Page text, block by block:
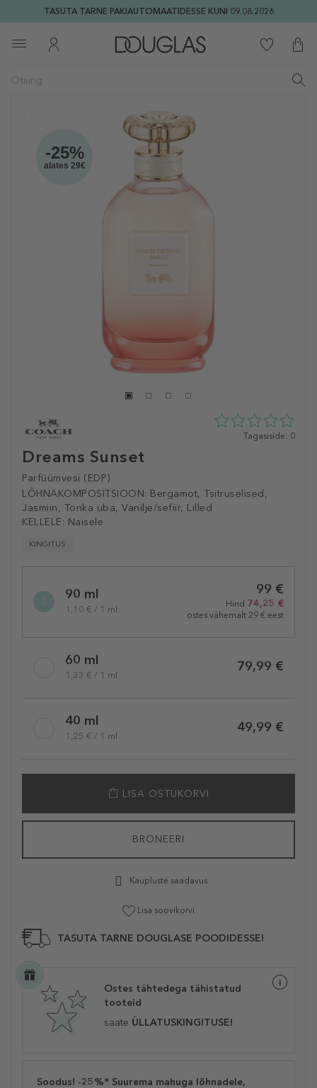
TASUTA TARNE PAKIAUTOMAATIDESSE KUNI 09.08.2026
-25%
alates 29€
Dreams Sunset
Parfüümvesi (EDP)
LÕHNAKOMPOSITSIOON: Bergamot, Tsitruselised,
Jasmiin, Tonka uba, Vanilje/sefiir, Lilled
KELLELE: Naisele
KINGITUS
0
Tagasiside: 0
variation90 ml
1,10 € / 1 ml
99 €
Hind 74,25 €
ostes vähemalt 29 € eest
60 ml
1,33 € / 1 ml
79,99 €
40 ml
1,25 € / 1 ml
49,99 €
LISA OSTUKORVI
BRONEERI
Kaupluste saadavus
Lisa soovikorvi
TASUTA TARNE DOUGLASE POODIDESSE!
Ostes tähtedega tähistatud
tooteid
saate ÜLLATUSKINGITUSE!
Soodus! -25%* Suurema mahuga lõhnadele,